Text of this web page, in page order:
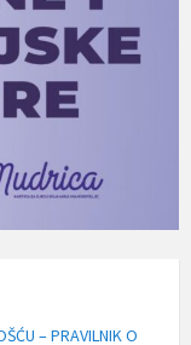
– PRAVILNIK O